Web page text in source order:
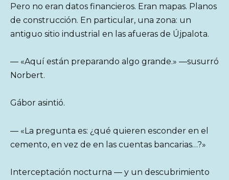
Pero no eran datos financieros. Eran mapas. Planos
de construcción. En particular, una zona: un
antiguo sitio industrial en las afueras de Újpalota.
— «Aquí están preparando algo grande.» —susurró
Norbert.
Gábor asintió.
— «La pregunta es: ¿qué quieren esconder en el
cemento, en vez de en las cuentas bancarias…?»
Interceptación nocturna — y un descubrimiento